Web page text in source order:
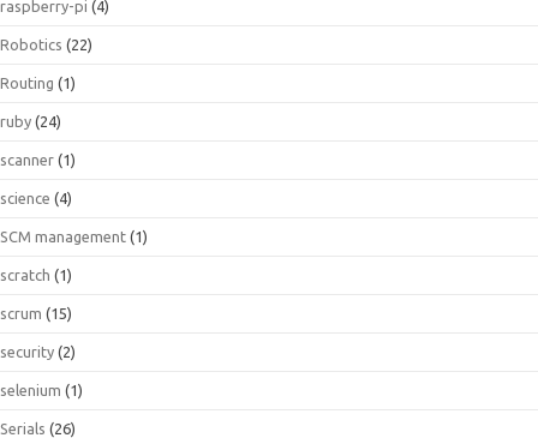
raspberry-pi (4)
Robotics (22)
Routing (1)
ruby (24)
scanner (1)
science (4)
SCM management (1)
scratch (1)
scrum (15)
security (2)
selenium (1)
Serials (26)